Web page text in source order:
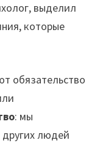
выделил
которые
обязательство
: мы
других людей